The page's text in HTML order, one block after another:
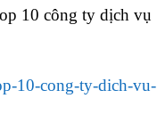
10 công ty dịch vụ
10-cong-ty-dich-vu-